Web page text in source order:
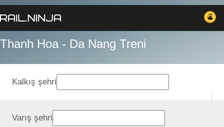
Thanh Hoa - Da Nang Treni
Kalkış şehri
Varış şehri